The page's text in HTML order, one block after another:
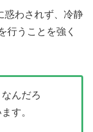
惑わされず、冷静
行うことを強く
んだろ
す。